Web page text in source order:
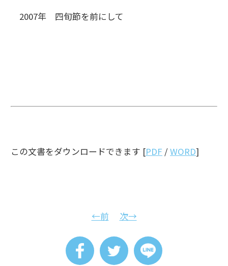
2007年 四旬節を前にして
この文書をダウンロードできます [PDF /WORD]
←前 次→